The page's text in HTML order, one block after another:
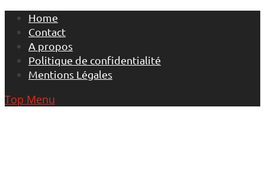
Skip
content
Home
Contact
A propos
Politique de confidentialité
Mentions Légales
Top Menu